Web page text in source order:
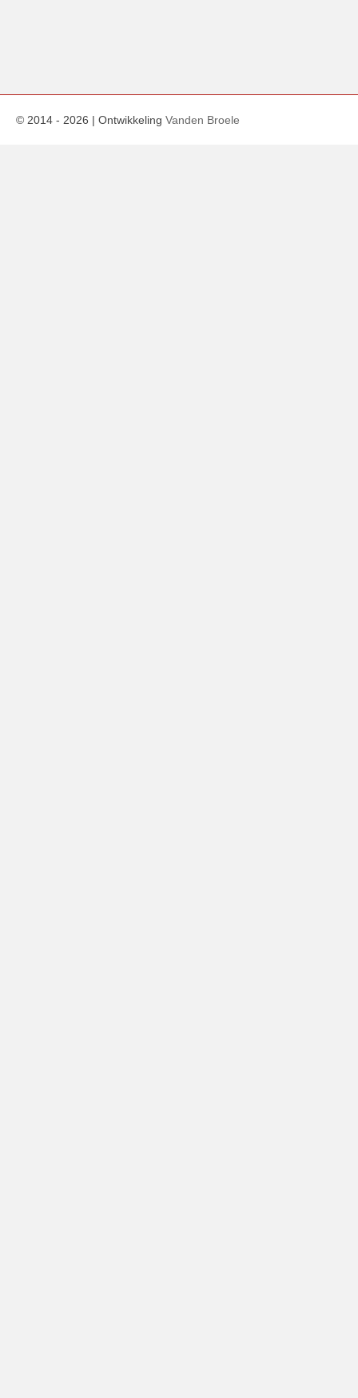
© 2014 - 2026 | Ontwikkeling Vanden Broele